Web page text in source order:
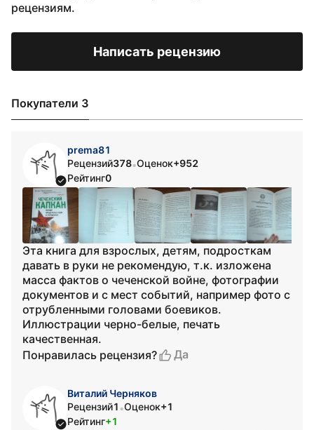
рецензиям.
Написать рецензию
Покупатели 3
prema81
Рецензий378•Оценок+952
Рейтинг0
Эта книга для взрослых, детям, подросткам
давать в руки не рекомендую, т.к. изложена
масса фактов о чеченской войне, фотографии
документов и с мест событий, например фото с
отрубленными головами боевиков.
Иллюстрации черно-белые, печать
качественная.
Понравилась рецензия?
Да
Виталий Черняков
Рецензий1 •Оценок+1
Рейтинг+1